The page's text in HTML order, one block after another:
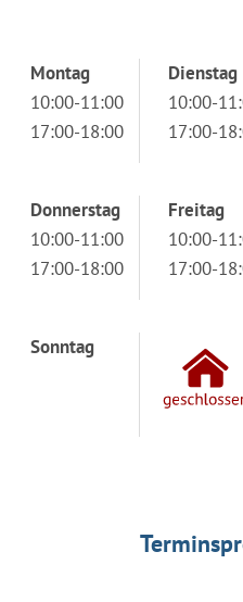
Montag
10:00-11:00
17:00-18:00
Dienstag
10:00-
17:00-
Donnerstag
10:00-11:00
17:00-18:00
Freitag
10:00-
17:00-
Sonntag